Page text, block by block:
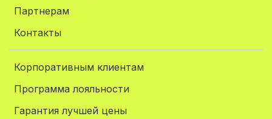
Партнерам
Контакты
Корпоративным клиентам
Программа лояльности
Гарантия лучшей цены